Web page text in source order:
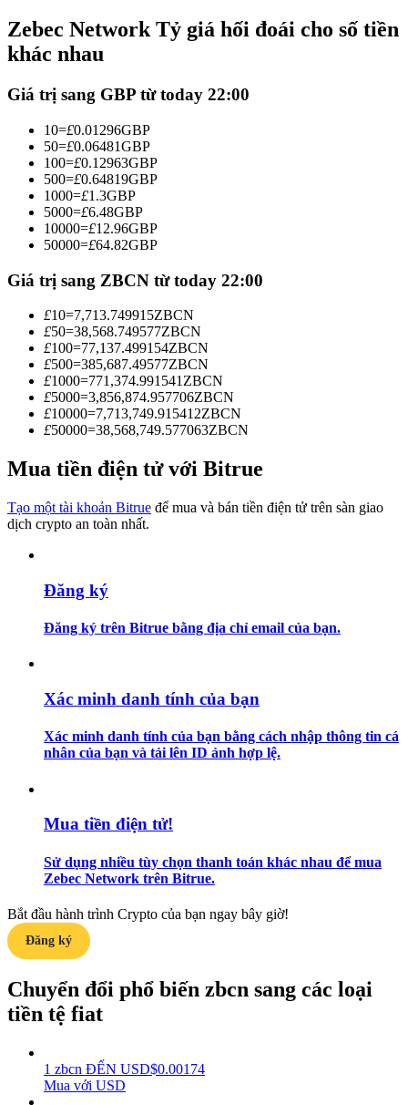
Trở thành Nhà giao dịch Sao chép
Tận hưởng chia sẻ lợi nhuận và hoa hồng giao dịch sao chép
Thông tin
Hướng dẫn
Học cách duy trì lợi nhuận
Zebec Network Tỷ giá hối đoái cho số tiền
khác nhau
Giá trị sang GBP từ today 22:00
10=£0.01296GBP
50=£0.06481GBP
100=£0.12963GBP
500=£0.64819GBP
1000=£1.3GBP
5000=£6.48GBP
10000=£12.96GBP
50000=£64.82GBP
Giá trị sang ZBCN từ today 22:00
£10=7,713.749915ZBCN
£50=38,568.749577ZBCN
£100=77,137.499154ZBCN
£500=385,687.49577ZBCN
£1000=771,374.991541 ZBCN
£5000=3,856,874.957706ZBCN
£10000=7,713,749.915412ZBCN
£50000=38,568,749.577063ZBCN
Mua tiền điện tử với Bitrue
Tạo một tài khoản Bitrue để mua và bán tiền điện tử trên sàn giao
dịch crypto an toàn nhất.
Đăng ký
Đăng ký trên Bitrue bằng địa chỉ email của bạn.
Xác minh danh tính của bạn
Xác minh danh tính của bạn bằng cách nhập thông tin cá
nhân của bạn và tải lên ID ảnh hợp lệ.
Mua tiền điện tử!
Sử dụng nhiều tùy chọn thanh toán khác nhau để mua
Zebec Network trên Bitrue.
Bắt đầu hành trình Crypto của bạn ngay bây giờ!
Đăng ký
Chuyển đổi phổ biến zbcn sang các loại
tiền tệ fiat
1 zbcn ĐẾN USD$0.00174
Mua với USD